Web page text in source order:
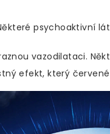
psychoaktivní
vazodilataci.
efekt, který